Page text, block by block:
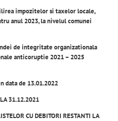
impozitelor si taxelor locale,
anul 2023, la nivelul comunei
de integritate organizationala
anticoruptie 2021 – 2025
data de 13.01.2022
LA 31.12.2021
CU DEBITORI RESTANTI LA